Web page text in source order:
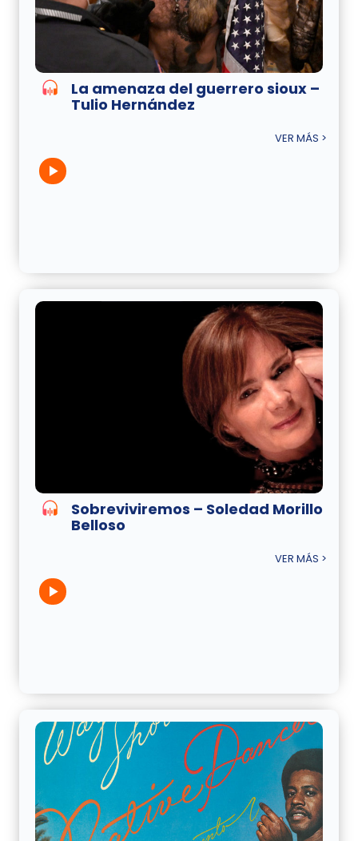
La amenaza del guerrero sioux –
Tulio Hernández
VER MÁS >
Sobreviviremos – Soledad Morillo
Belloso
VER MÁS >